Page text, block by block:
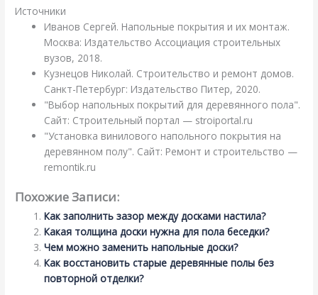
Источники
Иванов Сергей. Напольные покрытия и их монтаж.
Москва: Издательство Ассоциация строительных
вузов, 2018.
Кузнецов Николай. Строительство и ремонт домов.
Санкт-Петербург: Издательство Питер, 2020.
"Выбор напольных покрытий для деревянного пола".
Сайт: Строительный портал — stroiportal.ru
"Установка винилового напольного покрытия на
деревянном полу". Сайт: Ремонт и строительство —
remontik.ru
Похожие Записи:
Как заполнить зазор между досками настила?
Какая толщина доски нужна для пола беседки?
Чем можно заменить напольные доски?
Как восстановить старые деревянные полы без
повторной отделки?